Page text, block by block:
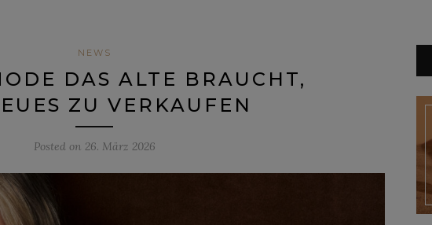
NEWS
DAS ALTE BRAUCHT,
ZU VERKAUFEN
Posted on 26. März 2026